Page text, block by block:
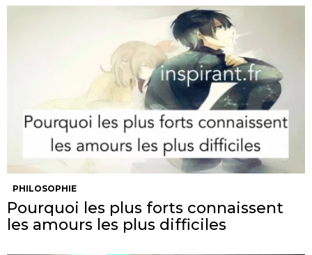
PHILOSOPHIE
Pourquoi les plus forts connaissent
les amours les plus difficiles